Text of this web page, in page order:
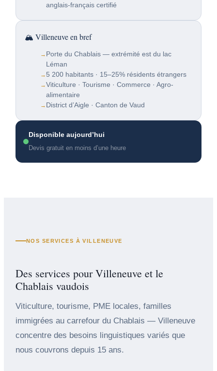
anglais-français certifié
🏔️ Villeneuve en bref
Porte du Chablais — extrémité est du lac
Léman
5 200 habitants · 15–25% résidents étrangers
Viticulture · Tourisme · Commerce · Agro-
alimentaire
District d’Aigle · Canton de Vaud
Disponible aujourd’hui
Devis gratuit en moins d’une heure
NOS SERVICES À VILLENEUVE
Des services pour Villeneuve et le
Chablais vaudois
Viticulture, tourisme, PME locales, familles
immigrées au carrefour du Chablais — Villeneuve
concentre des besoins linguistiques variés que
nous couvrons depuis 15 ans.